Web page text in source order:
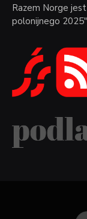
Razem Norge
polonijnego